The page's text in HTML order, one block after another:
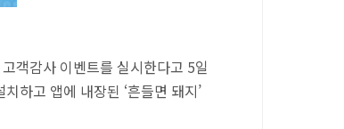
객감사 이벤트를 실시한다고 5일
하고 앱에 내장된 ‘흔들면 돼지’